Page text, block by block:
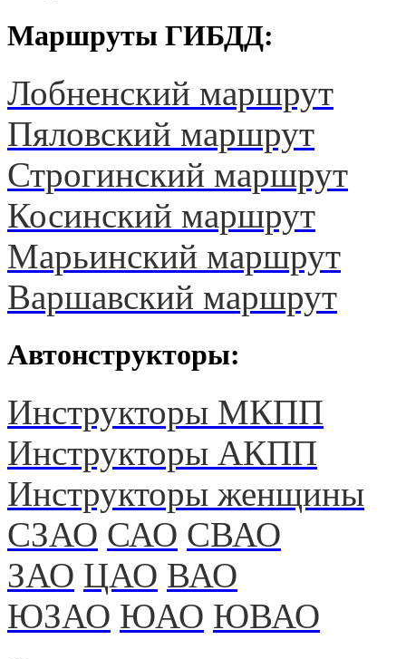
Маршруты ГИБДД:
Лобненский маршрут
Пяловский маршрут
Строгинский маршрут
Косинский маршрут
Марьинский маршрут
Варшавский маршрут
Автонструкторы:
Инструкторы МКПП
Инструкторы АКПП
Инструкторы женщины
СЗАО САО СВАО
ЗАО ЦАО ВАО
ЮЗАО ЮАО ЮВАО